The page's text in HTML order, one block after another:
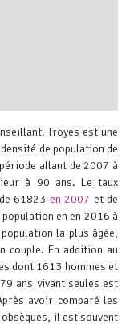
OpenStreetMap contributeurs
Troyes est une
de population de
allant de 2007 à
à 90 ans. Le taux
61823 en 2007 et de
en en 2016 à
la plus âgée,
couple. En addition au
dont 1613 hommes et
ans vivant seules est
avoir comparé les
il est souvent